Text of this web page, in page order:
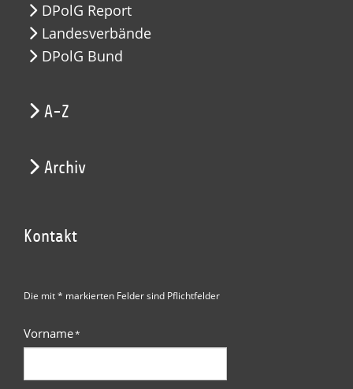
DPolG Report
Landesverbände
DPolG Bund
A-Z
Archiv
Kontakt
Die mit * markierten Felder sind Pflichtfelder
Vorname*